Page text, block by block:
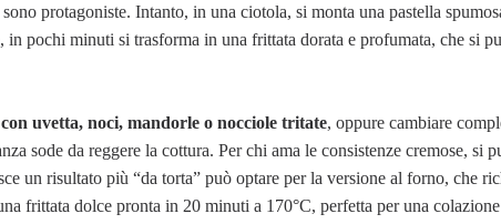
protagoniste. Intanto, in una ciotola, si monta una pastella
pochi minuti si trasforma in una frittata dorata e profumata, che si
uvetta, noci, mandorle o nocciole tritate, oppure cambiare
sode da reggere la cottura. Per chi ama le consistenze cremose, si
un risultato più “da torta” può optare per la versione al forno, che
frittata dolce pronta in 20 minuti a 170°C, perfetta per una colazione